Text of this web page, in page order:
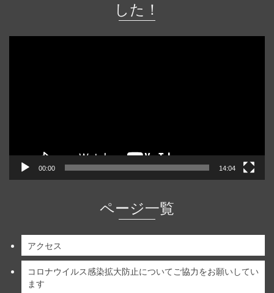
した！
00:00 14:04
ページ一覧
アクセス
コロナウイルス感染拡大防止についてご協力をお願いしてい
ます